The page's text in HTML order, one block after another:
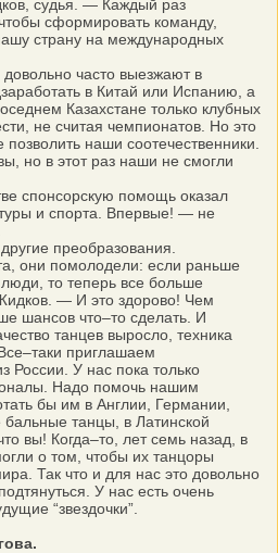
судья. — Каждый раз
сформировать команду,
страну на международных
часто выезжают в
в Китай или Испанию, а
Казахстане только клубных
не считая чемпионатов. Но это
наши соотечественники.
но в этот раз наши не смогли
спонсорскую помощь оказал
и спорта. Впервые! — не
преобразования.
они помолодели: если раньше
то теперь все больше
— И это здорово! Чем
шансов что–то сделать. И
танцев выросло, техника
приглашаем
России. У нас пока только
Надо помочь нашим
бы им в Англии, Германии,
бальные танцы, в Латинской
вы! Когда–то, лет семь назад, в
о том, чтобы их танцоры
Так что и для нас это довольно
У нас есть очень
“звездочки”.